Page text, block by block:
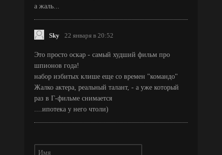
а жаль...
Sky 22 января в 20:52
Это просто оскар - самый худший фильм про
шпионов года!
набор избитых клише еще со времен "командо"
Жалко актера, реальный талант, - а уже который
раз в Г-фильме снимается
....ипотека у него чтоли)